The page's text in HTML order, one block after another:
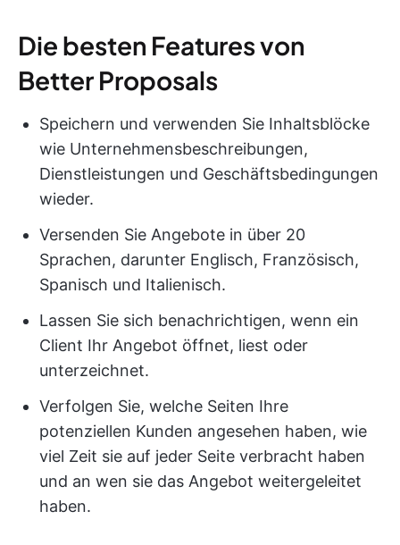
Die besten Features von
Better Proposals
Speichern und verwenden Sie Inhaltsblöcke
wie Unternehmensbeschreibungen,
Dienstleistungen und Geschäftsbedingungen
wieder.
Versenden Sie Angebote in über 20
Sprachen, darunter Englisch, Französisch,
Spanisch und Italienisch.
Lassen Sie sich benachrichtigen, wenn ein
Client Ihr Angebot öffnet, liest oder
unterzeichnet.
Verfolgen Sie, welche Seiten Ihre
potenziellen Kunden angesehen haben, wie
viel Zeit sie auf jeder Seite verbracht haben
und an wen sie das Angebot weitergeleitet
haben.